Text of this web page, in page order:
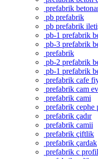
prefabrik
pb prefabrik
pb prefabrik
pb-1 prefabrik
pb-3 prefabrik
prefabrik
pb-2 prefabrik
pb-1 prefabrik
prefabrik cafe
prefabrik cam
prefabrik cami
prefabrik cephe
prefabrik çadır
prefabrik camii
prefabrik çiftlik
prefabrik çardak
prefabrik c profil